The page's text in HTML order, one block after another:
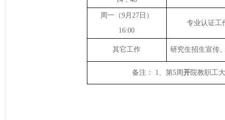
周 一 （9月 27 日）
16:00
专业认证工
其它工作 研究生招生宣传
备注： 1、第5周开院教职工